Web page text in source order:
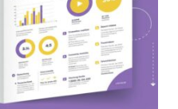
اختيار القصة المناسبة
ركز على سرد قصة
علامتك التجارية. جرّب
الثواني الأولى لجذب